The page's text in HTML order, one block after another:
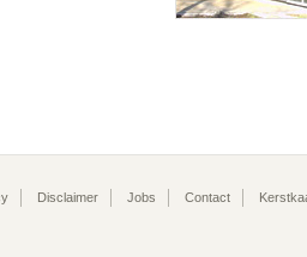
Disclaimer Jobs Contact